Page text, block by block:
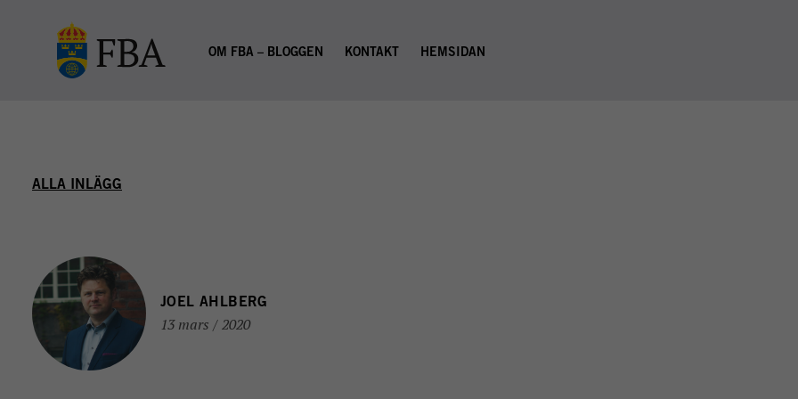
OM FBA – BLOGGEN KONTAKT HEMSIDAN
ALLA INLÄGG
JOEL AHLBERG
13 mars / 2020